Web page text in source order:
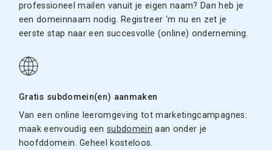
professioneel mailen vanuit je eigen naam? Dan heb je
een domeinnaam nodig. Registreer ‘m nu en zet je
eerste stap naar een succesvolle (online) onderneming.
Gratis subdomein(en) aanmaken
Van een online leeromgeving tot marketingcampagnes:
maak eenvoudig eensubdomein aan onder je
hoofddomein. Geheel kosteloos.